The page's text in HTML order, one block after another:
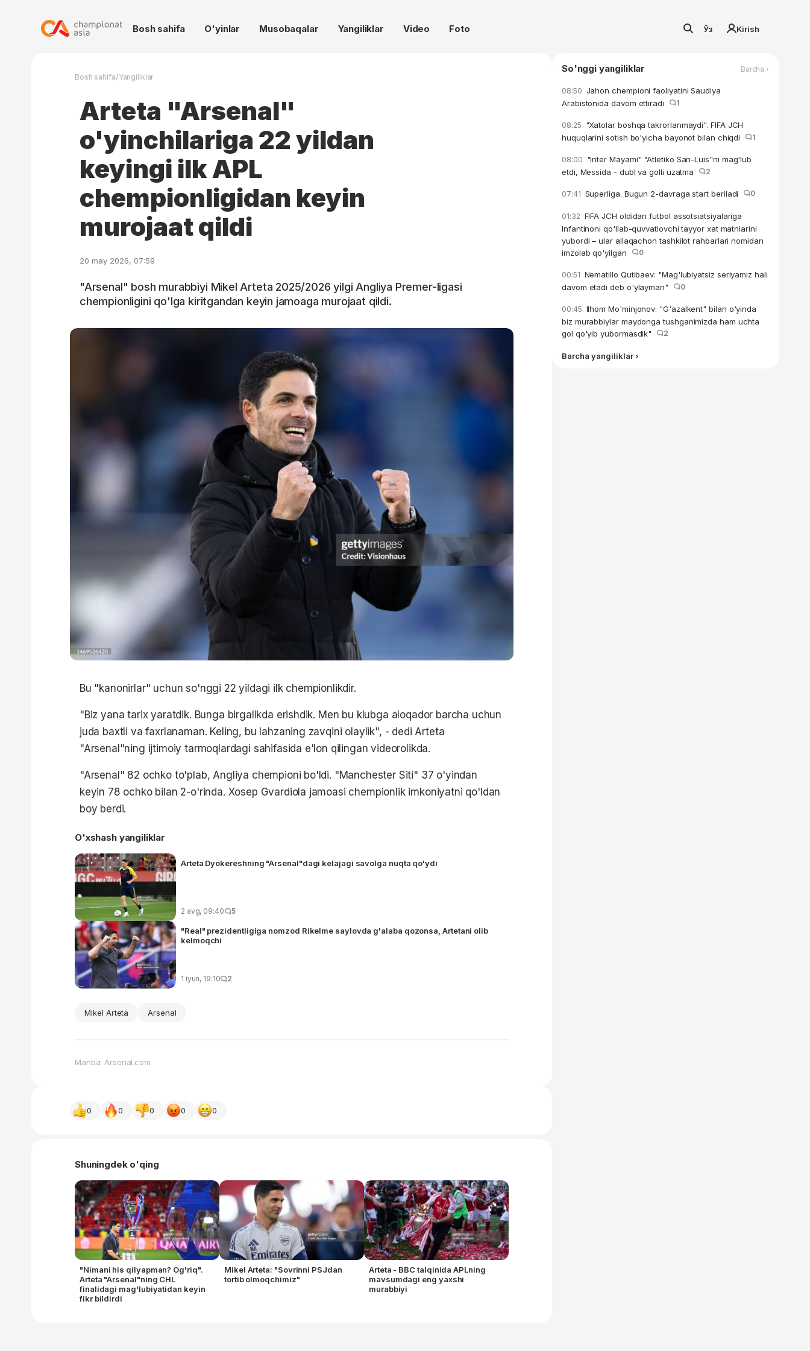
Bosh sahifa O'yinlar Musobaqalar Yangiliklar Video Foto Ўз Kirish
Bosh sahifa/Yangiliklar
Arteta "Arsenal"
o'yinchilariga 22 yildan
keyingi ilk APL
chempionligidan keyin
murojaat qildi
20 may 2026, 07:59
"Arsenal" bosh murabbiyi Mikel Arteta 2025/2026 yilgi Angliya Premer-ligasi
chempionligini qo'lga kiritgandan keyin jamoaga murojaat qildi.
Bu "kanonirlar" uchun so'nggi 22 yildagi ilk chempionlikdir.
"Biz yana tarix yaratdik. Bunga birgalikda erishdik. Men bu klubga aloqador barcha uchun
juda baxtli va faxrlanaman. Keling, bu lahzaning zavqini olaylik", - dedi Arteta
"Arsenal"ning ijtimoiy tarmoqlardagi sahifasida e'lon qilingan videorolikda.
"Arsenal" 82 ochko to'plab, Angliya chempioni bo'ldi. "Manchester Siti" 37 o'yindan
keyin 78 ochko bilan 2-o'rinda. Xosep Gvardiola jamoasi chempionlik imkoniyatni qo'ldan
boy berdi.
O'xshash yangiliklar
Arteta Dyokereshning "Arsenal"dagi kelajagi savolga nuqta qo'ydi
2 avg, 09:40 5
"Real" prezidentligiga nomzod Rikelme saylovda g'alaba qozonsa, Artetani olib
kelmoqchi
1 iyun, 19:10 2
Mikel Arteta Arsenal
Manba: Arsenal.com
0 0 0 0 0
Shuningdek o'qing
"Nimani his qilyapman? Og'riq".
Arteta "Arsenal"ning CHL
finalidagi mag'lubiyatidan keyin
fikr bildirdi
Mikel Arteta: "Sovrinni PSJdan
tortib olmoqchimiz"
Arteta - BBC talqinida APLning
mavsumdagi eng yaxshi
murabbiyi
So'nggi yangiliklar Barcha ›
08:50 Jahon chempioni faoliyatini Saudiya
Arabistonida davom ettiradi
1
08:25 "Xatolar boshqa takrorlanmaydi". FIFA JCH
huquqlarini sotish bo'yicha bayonot bilan chiqdi
1
08:00 "Inter Mayami" "Atletiko San-Luis"ni mag'lub
etdi, Messida - dubl va golli uzatma
2
07:41 Superliga. Bugun 2-davraga start beriladi 0
01:32 FIFA JCH oldidan futbol assotsiatsiyalariga
Infantinoni qo'llab-quvvatlovchi tayyor xat matnlarini
yubordi – ular allaqachon tashkilot rahbarlari nomidan
imzolab qo'yilgan
0
00:51 Nematillo Qutibaev: "Mag'lubiyatsiz seriyamiz hali
davom etadi deb o'ylayman"
0
00:45 Ilhom Mo'minjonov: "G'azalkent" bilan o'yinda
biz murabbiylar maydonga tushganimizda ham uchta
gol qo'yib yubormasdik"
2
Barcha yangiliklar ›